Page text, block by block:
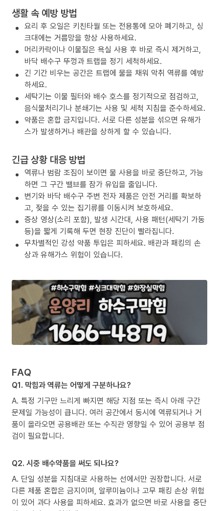
생활 속 예방 방법
요리 후 오일은 키친타월 또는 전용통에 모아 폐기하고, 싱
크대에는 거름망을 항상 사용하세요.
머리카락이나 이물질은 욕실 사용 후 바로 즉시 제거하고,
바닥 배수구 뚜껑과 트랩을 정기 세척하세요.
긴 기간 비우는 공간은 트랩에 물을 채워 악취 역류를 예방
하세요.
세탁기는 이물 필터와 배수 호스를 정기적으로 점검하고,
음식물처리기나 분쇄기는 사용 및 세척 지침을 준수하세요.
약품은 혼합 금지입니다. 서로 다른 성분을 섞으면 유해가
스가 발생하거나 배관을 상하게 할 수 있습니다.
긴급 상황 대응 방법
역류나 범람 조짐이 보이면 물 사용을 바로 중단하고, 가능
하면 그 구간 밸브를 잠가 유입을 줄입니다.
변기와 바닥 배수구 주변 전자 제품은 안전 거리를 확보하
고, 젖을 수 있는 집기류를 이동시켜 보호하세요.
증상 영상(소리 포함), 발생 시간대, 사용 패턴(세탁기 가동
등)을 짧게 기록해 두면 현장 진단이 빨라집니다.
무차별적인 강성 약품 투입은 피하세요. 배관과 패킹의 손
상과 유해가스 위험이 있습니다.
FAQ
Q1. 막힘과 역류는 어떻게 구분하나요?
A. 특정 기구만 느리게 빠지면 해당 지점 또는 즉시 아래 구간
문제일 가능성이 큽니다. 여러 공간에서 동시에 역류되거나 거
품이 올라오면 공용배관 또는 수직관 영향일 수 있어 공용부 점
검이 필요합니다.
Q2. 시중 배수약품을 써도 되나요?
A. 단일 성분을 지침대로 사용하는 선에서만 권장합니다. 서로
다른 제품 혼합은 금지이며, 알루미늄이나 고무 패킹 손상 위험
이 있어 과다 사용을 피하세요. 효과가 없으면 바로 사용을 중단